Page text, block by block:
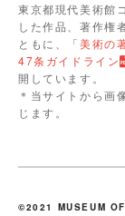
東京都現代美術館
した作品、著作権
ともに、「美術の
47条ガイドライン
開しています。
＊当サイトから画
じます。
©2021 MUSEUM